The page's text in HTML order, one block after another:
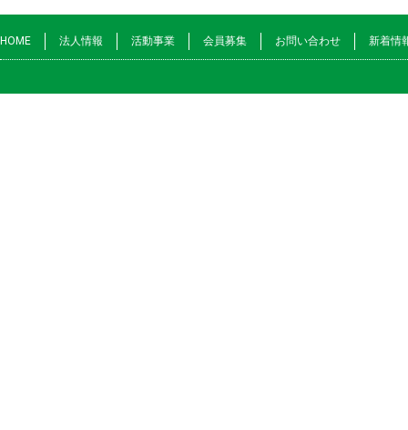
HOME 法人情報 活動事業 会員募集 お問い合わせ 新着情